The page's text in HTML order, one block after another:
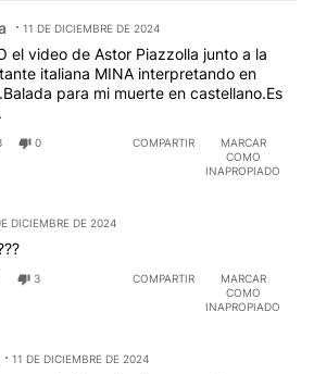
11 DE DICIEMBRE DE 2024
el video de Astor Piazzolla junto a la
italiana MINA interpretando en
para mi muerte en castellano.Es
0 COMPARTIR
MARCAR
COMO
INAPROPIADO
DICIEMBRE DE 2024
3 COMPARTIR
MARCAR
COMO
INAPROPIADO
11 DE DICIEMBRE DE 2024